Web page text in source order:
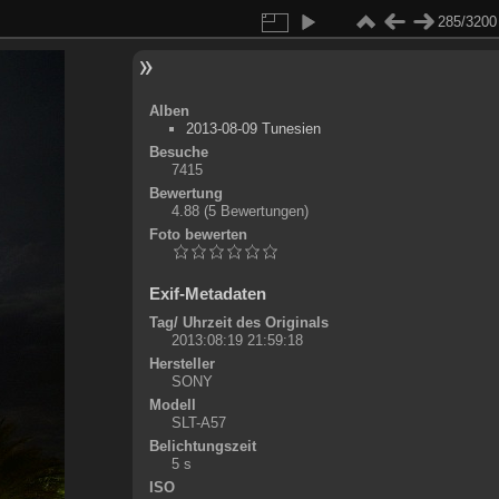
285/3200
Alben
2013-08-09 Tunesien
Besuche
7415
Bewertung
4.88 (5 Bewertungen)
Foto bewerten
Exif-Metadaten
Tag/ Uhrzeit des Originals
2013:08:19 21:59:18
Hersteller
SONY
Modell
SLT-A57
Belichtungszeit
5 s
ISO